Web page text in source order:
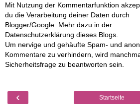
Mit Nutzung der Kommentarfunktion
du die Verarbeitung deiner Daten durch
Blogger/Google. Mehr dazu in der
Datenschutzerklärung dieses Blogs.
Um nervige und gehäufte Spam- und
Kommentare zu verhindern, wird
Sicherheitsfrage zu beantworten sein.
‹ Startseite